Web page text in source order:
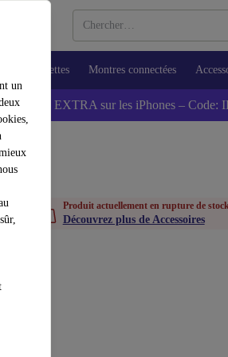
un
Tablettes Montres connectées
💰-5% EXTRA sur les iPhones – Code:
Produit actuellement en rupture de
Découvrez plus de Accessoires